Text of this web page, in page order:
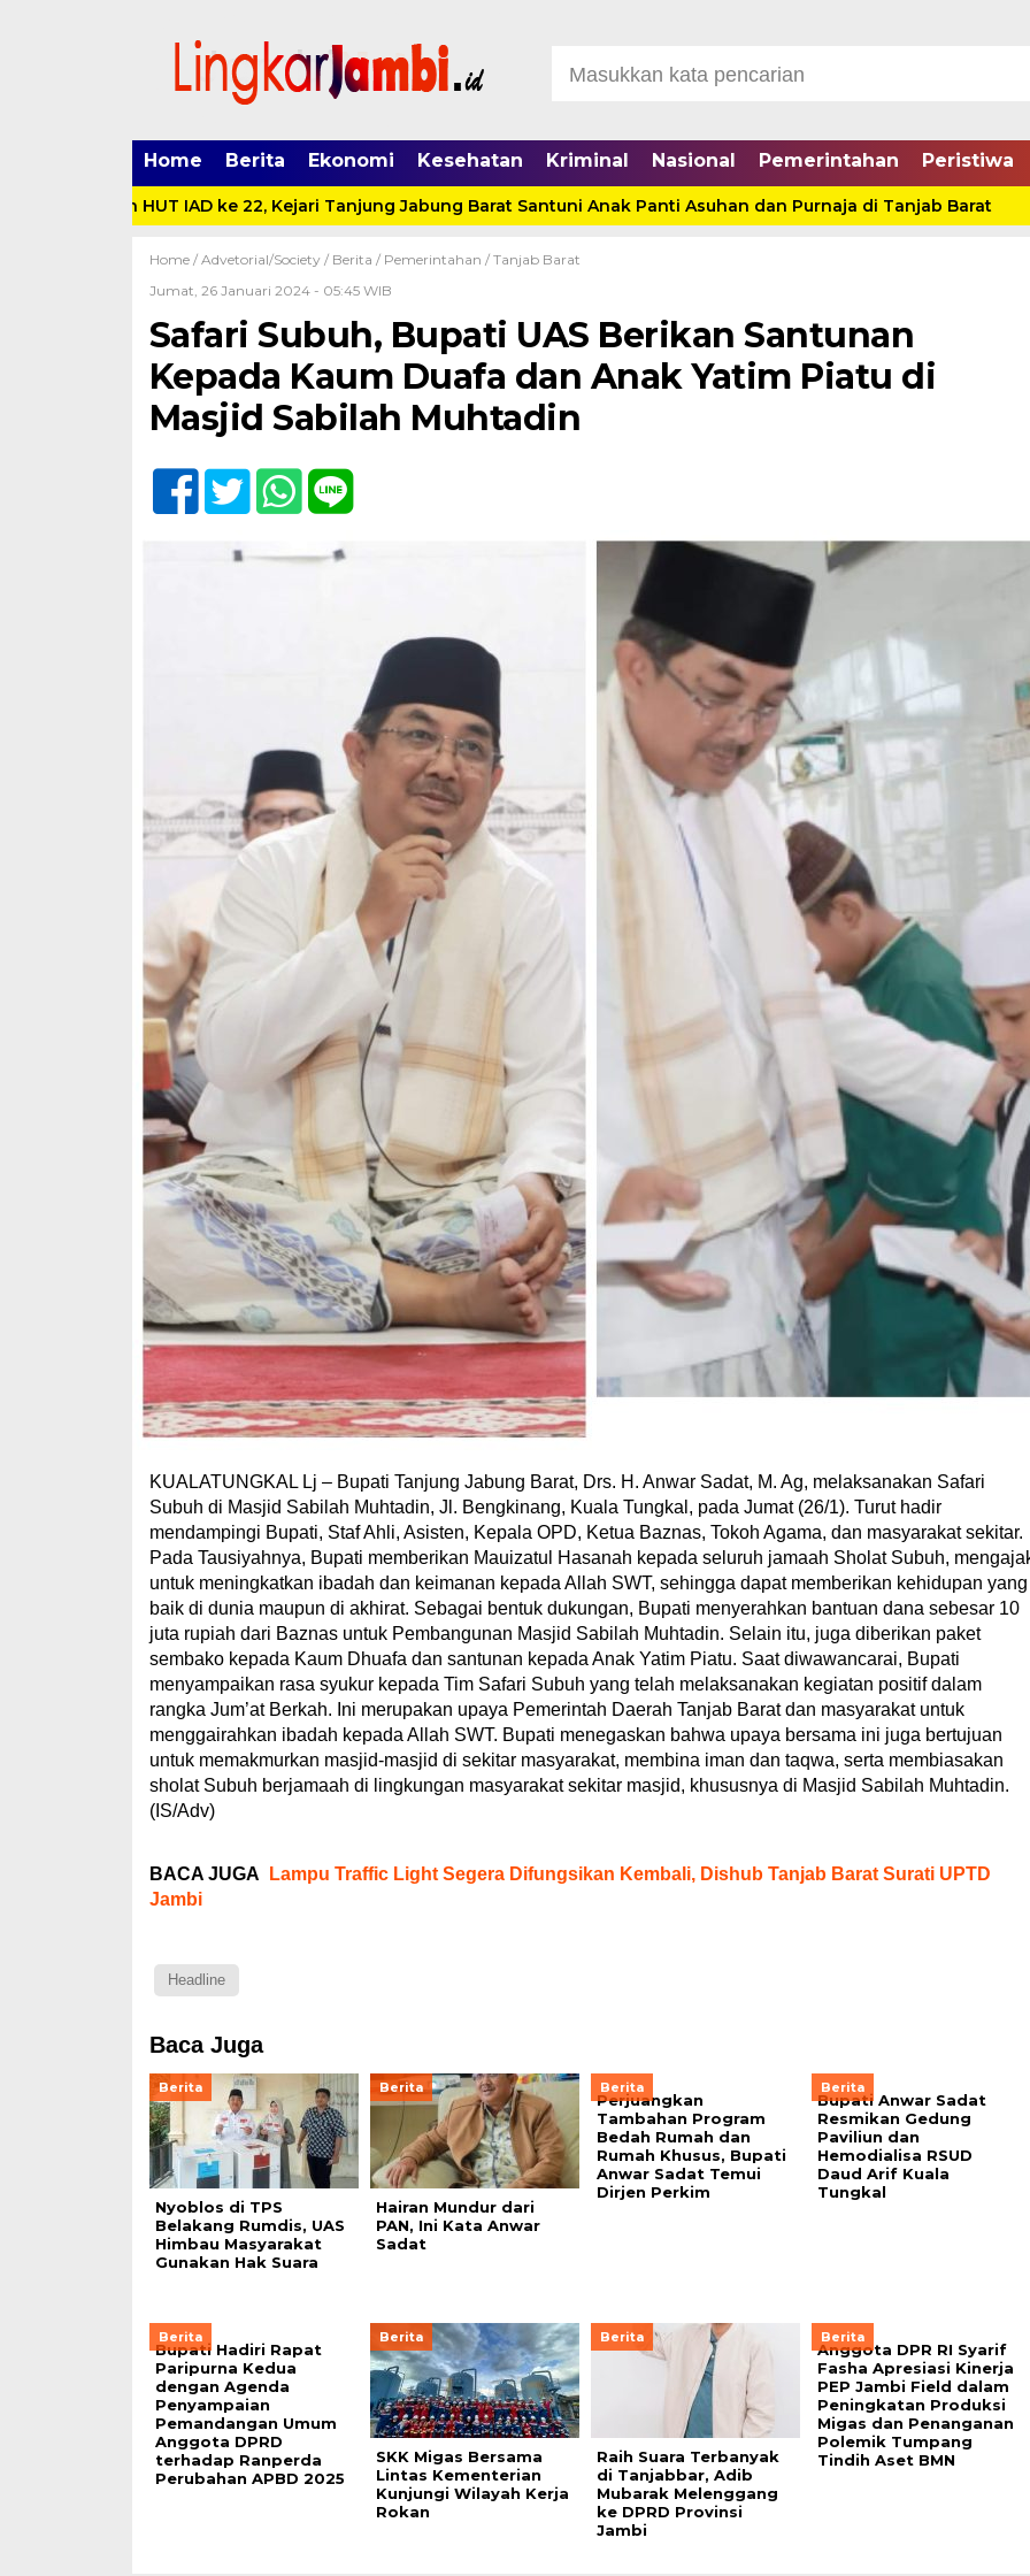
Home Berita Ekonomi Kesehatan Kriminal Nasional Pemerintahan Peristiwa
62 dan HUT IAD ke 22, Kejari Tanjung Jabung Barat Santuni Anak Panti Asuhan dan Purnaja di Tanjab Barat
Home / Advetorial/Society/ Berita / Pemerintahan / Tanjab Barat
Jumat, 26 Januari 2024 - 05:45 WIB
Safari Subuh, Bupati UAS Berikan Santunan
Kepada Kaum Duafa dan Anak Yatim Piatu di
Masjid Sabilah Muhtadin
KUALATUNGKAL Lj – Bupati Tanjung Jabung Barat, Drs. H. Anwar Sadat, M. Ag, melaksanakan Safari
Subuh di Masjid Sabilah Muhtadin, Jl. Bengkinang, Kuala Tungkal, pada Jumat (26/1). Turut hadir
mendampingi Bupati, Staf Ahli, Asisten, Kepala OPD, Ketua Baznas, Tokoh Agama, dan masyarakat sekitar.
Pada Tausiyahnya, Bupati memberikan Mauizatul Hasanah kepada seluruh jamaah Sholat Subuh,
untuk meningkatkan ibadah dan keimanan kepada Allah SWT, sehingga dapat memberikan kehidupan yang
baik di dunia maupun di akhirat. Sebagai bentuk dukungan, Bupati menyerahkan bantuan dana sebesar 10
juta rupiah dari Baznas untuk Pembangunan Masjid Sabilah Muhtadin. Selain itu, juga diberikan paket
sembako kepada Kaum Dhuafa dan santunan kepada Anak Yatim Piatu. Saat diwawancarai, Bupati
menyampaikan rasa syukur kepada Tim Safari Subuh yang telah melaksanakan kegiatan positif dalam
rangka Jum’at Berkah. Ini merupakan upaya Pemerintah Daerah Tanjab Barat dan masyarakat untuk
menggairahkan ibadah kepada Allah SWT. Bupati menegaskan bahwa upaya bersama ini juga bertujuan
untuk memakmurkan masjid-masjid di sekitar masyarakat, membina iman dan taqwa, serta membiasakan
sholat Subuh berjamaah di lingkungan masyarakat sekitar masjid, khususnya di Masjid Sabilah Muhtadin.
(IS/Adv)
BACA JUGA
Lampu Traffic Light Segera Difungsikan Kembali, Dishub Tanjab Barat Surati UPTD
Jambi
Headline
Baca Juga
Berita
Nyoblos di TPS
Belakang Rumdis, UAS
Himbau Masyarakat
Gunakan Hak Suara
Berita
Hairan Mundur dari
PAN, Ini Kata Anwar
Sadat
Berita
Perjuangkan
Tambahan Program
Bedah Rumah dan
Rumah Khusus, Bupati
Anwar Sadat Temui
Dirjen Perkim
Berita
Bupati Anwar Sadat
Resmikan Gedung
Paviliun dan
Hemodialisa RSUD
Daud Arif Kuala
Tungkal
Berita
Bupati Hadiri Rapat
Paripurna Kedua
dengan Agenda
Penyampaian
Pemandangan Umum
Anggota DPRD
terhadap Ranperda
Perubahan APBD 2025
Berita
SKK Migas Bersama
Lintas Kementerian
Kunjungi Wilayah Kerja
Rokan
Berita
Raih Suara Terbanyak
di Tanjabbar, Adib
Mubarak Melenggang
ke DPRD Provinsi
Jambi
Berita
Anggota DPR RI Syarif
Fasha Apresiasi Kinerja
PEP Jambi Field dalam
Peningkatan Produksi
Migas dan Penanganan
Polemik Tumpang
Tindih Aset BMN